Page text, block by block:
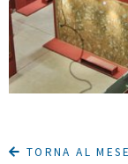
TORNA AL